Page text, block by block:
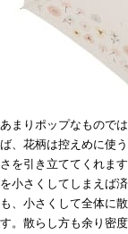
あまりポップなもので
ば、花柄は控えめに使
さを引き立ててくれま
を小さくしてしまえば
も、小さくして全体に
す。散らし方も余り密